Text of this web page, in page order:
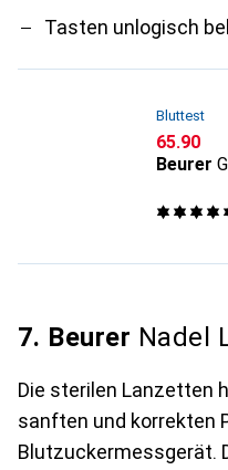
Tasten unlogisch
Bluttest
CHF
65.90
Beurer
7. Beurer Nadel
Die sterilen Lanzetten
sanften und korrekten
Blutzuckermessgerät.